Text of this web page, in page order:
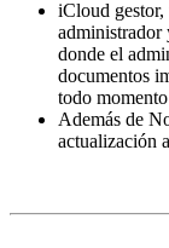
iCloud gestor,
administrador
donde el
documentos
todo momento
Además de
actualización